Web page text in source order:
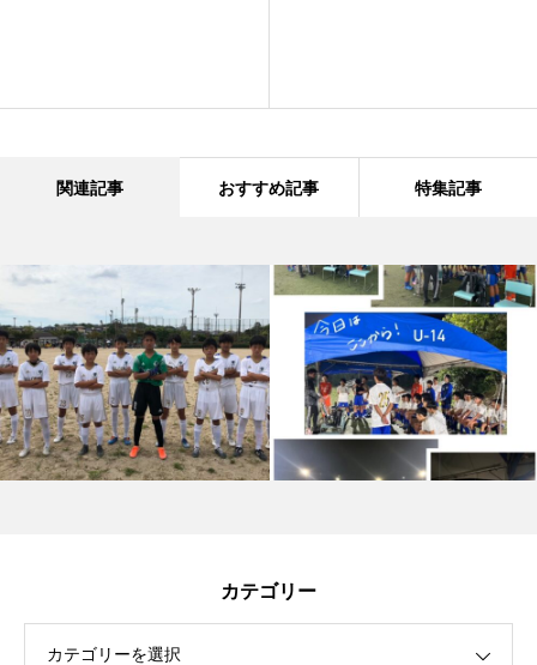
関連記事 おすすめ記事 特集記事
カテゴリー
カテゴリーを選択